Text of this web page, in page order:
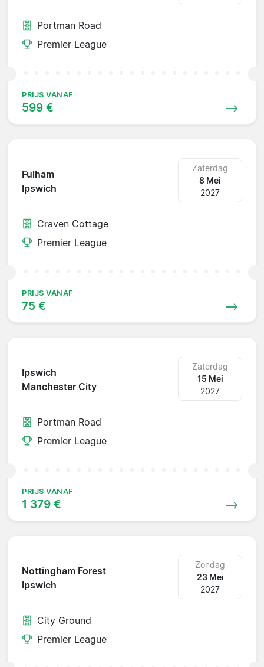
Portman Road
Premier League
PRIJS VANAF
599 €
Fulham
Ipswich
Zaterdag
8 Mei
2027
Craven Cottage
Premier League
PRIJS VANAF
75 €
Ipswich
Manchester City
Zaterdag
15 Mei
2027
Portman Road
Premier League
PRIJS VANAF
1 379 €
Nottingham Forest
Ipswich
Zondag
23 Mei
2027
City Ground
Premier League